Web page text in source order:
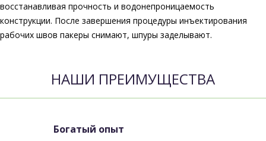
восстанавливая прочность и водонепроницаемость
конструкции. После завершения процедуры инъектирования
рабочих швов пакеры снимают, шпуры заделывают.
НАШИ ПРЕИМУЩЕСТВА
Богатый опыт